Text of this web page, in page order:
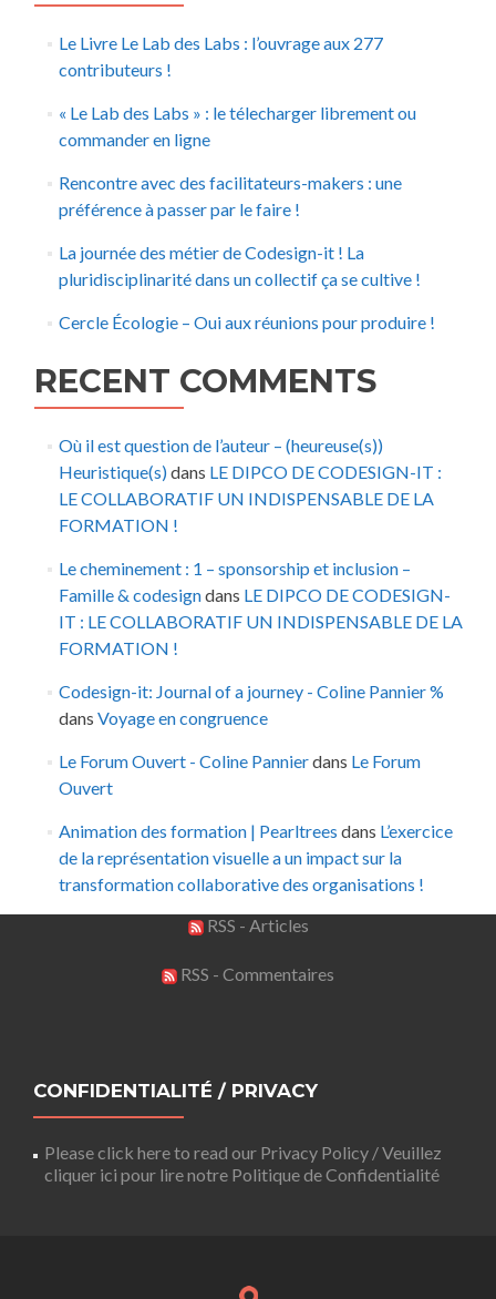
Le Livre Le Lab des Labs : l’ouvrage aux 277
contributeurs !
« Le Lab des Labs » : le télecharger librement ou
commander en ligne
Rencontre avec des facilitateurs-makers : une
préférence à passer par le faire !
La journée des métier de Codesign-it ! La
pluridisciplinarité dans un collectif ça se cultive !
Cercle Écologie – Oui aux réunions pour produire !
RECENT COMMENTS
Où il est question de l’auteur – (heureuse(s))
Heuristique(s)dans LE DIPCO DE CODESIGN-IT :
LE COLLABORATIF UN INDISPENSABLE DE LA
FORMATION !
Le cheminement : 1 – sponsorship et inclusion –
Famille & codesigndans LE DIPCO DE CODESIGN-
IT : LE COLLABORATIF UN INDISPENSABLE DE LA
FORMATION !
Codesign-it: Journal of a journey - Coline Pannier %
dans Voyage en congruence
Le Forum Ouvert - Coline Pannierdans Le Forum
Ouvert
Animation des formation | Pearltrees dans L’exercice
de la représentation visuelle a un impact sur la
transformation collaborative des organisations !
RSS - Articles
RSS - Commentaires
CONFIDENTIALITÉ / PRIVACY
Please click here to read our Privacy Policy / Veuillez
cliquer ici pour lire notre Politique de Confidentialité